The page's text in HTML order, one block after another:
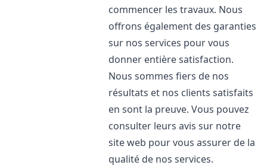
commencer les travaux. Nous
offrons également des garanties
sur nos services pour vous
donner entière satisfaction.
Nous sommes fiers de nos
résultats et nos clients satisfaits
en sont la preuve. Vous pouvez
consulter leurs avis sur notre
site web pour vous assurer de la
qualité de nos services.